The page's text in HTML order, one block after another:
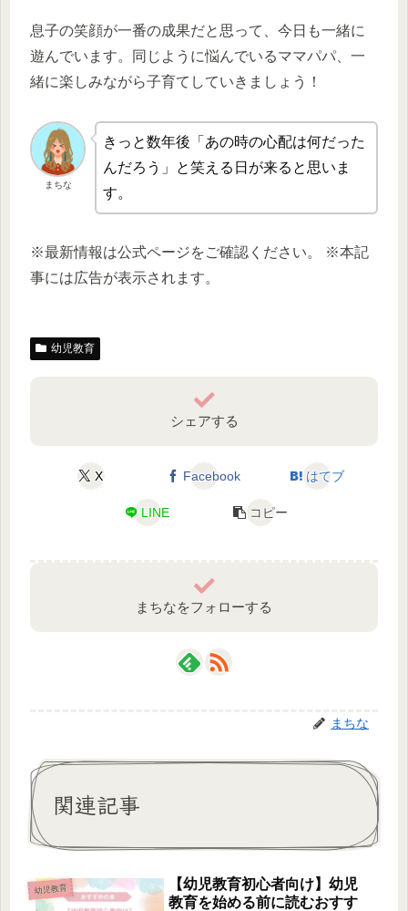
息子の笑顔が一番の成果だと思って、今日も一緒に
遊んでいます。同じように悩んでいるママパパ、一
緒に楽しみながら子育てしていきましょう！
まちな
きっと数年後「あの時の心配は何だった
んだろう」と笑える日が来ると思いま
す。
※最新情報は公式ページをご確認ください。 ※本記
事には広告が表示されます。
幼児教育
シェアする
X Facebook はてブ
LINE コピー
まちなをフォローする
まちな
関連記事
幼児教育
【幼児教育初心者向け】幼児
教育を始める前に読むおすす